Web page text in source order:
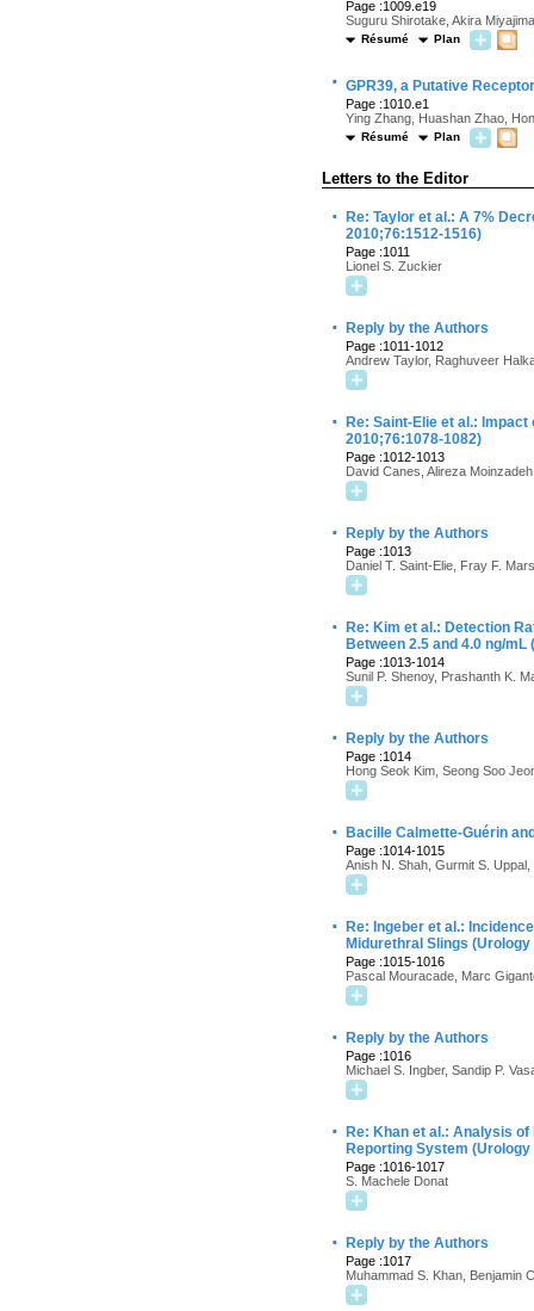
Page :1009.e19
Suguru Shirotake, Akira
Résumé Plan
· GPR39, a Putative
Page :1010.e1
Ying Zhang, Huashan Zhao,
Résumé Plan
Letters to the Editor
·
Re: Taylor et al.: A 7%
2010;76:1512-1516)
Page :1011
Lionel S. Zuckier
· Reply by the Authors
Page :1011-1012
Andrew Taylor, Raghuveer
·
Re: Saint-Elie et al.:
2010;76:1078-1082)
Page :1012-1013
David Canes, Alireza
· Reply by the Authors
Page :1013
Daniel T. Saint-Elie, Fray F.
·
Re: Kim et al.: Detection
Between 2.5 and 4.0 ng/
Page :1013-1014
Sunil P. Shenoy, Prashanth K.
· Reply by the Authors
Page :1014
Hong Seok Kim, Seong Soo
· Bacille Calmette-Guérin
Page :1014-1015
Anish N. Shah, Gurmit S.
·
Re: Ingeber et al.:
Midurethral Slings
Page :1015-1016
Pascal Mouracade, Marc
· Reply by the Authors
Page :1016
Michael S. Ingber, Sandip P.
·
Re: Khan et al.: Analysis
Reporting System
Page :1016-1017
S. Machele Donat
· Reply by the Authors
Page :1017
Muhammad S. Khan, Benjamin